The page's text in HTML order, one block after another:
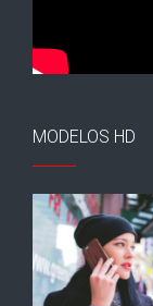
MODELOS HD